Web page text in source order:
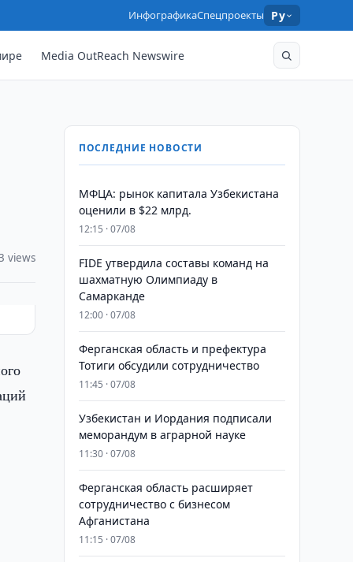
ИнфографикаСпецпроекты Ру
Media OutReach Newswire
views
ПОСЛЕДНИЕ НОВОСТИ
МФЦА: рынок капитала Узбекистана
оценили в $22 млрд.
12:15 · 07/08
FIDE утвердила составы команд на
шахматную Олимпиаду в
Самарканде
12:00 · 07/08
Ферганская область и префектура
Тотиги обсудили сотрудничество
11:45 · 07/08
Узбекистан и Иордания подписали
меморандум в аграрной науке
11:30 · 07/08
Ферганская область расширяет
сотрудничество с бизнесом
Афганистана
11:15 · 07/08